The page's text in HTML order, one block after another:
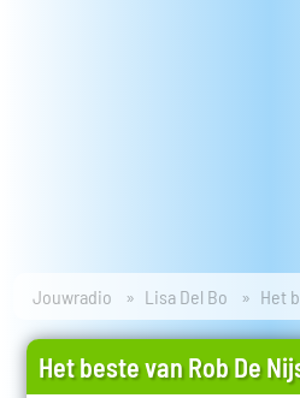
Jouwradio Lisa Del Bo Het
Het beste van Rob De